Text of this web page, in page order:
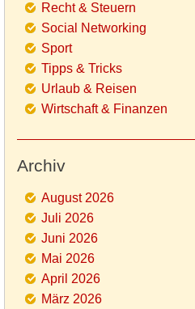
Recht & Steuern
Social Networking
Sport
Tipps & Tricks
Urlaub & Reisen
Wirtschaft & Finanzen
Archiv
August 2026
Juli 2026
Juni 2026
Mai 2026
April 2026
März 2026